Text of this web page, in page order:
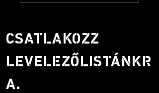
CSATLAKOZZ
LEVELEZŐLISTÁNKR
A.